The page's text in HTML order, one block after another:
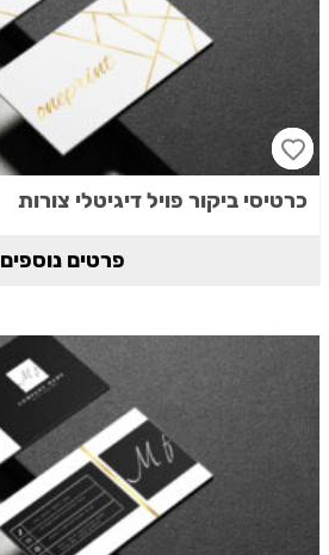
כרטיסי ביקור פויל דיגיטלי צורות
פרטים נוספים